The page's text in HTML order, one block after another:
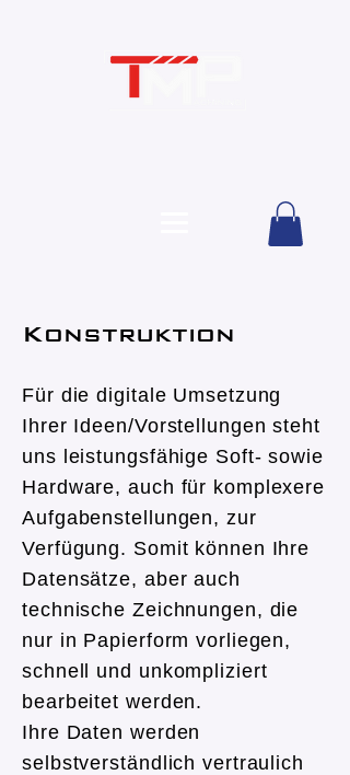
Konstruktion
Für die digitale Umsetzung
Ihrer Ideen/Vorstellungen steht
uns leistungsfähige Soft- sowie
Hardware, auch für komplexere
Aufgabenstellungen, zur
Verfügung. Somit können Ihre
Datensätze, aber auch
technische Zeichnungen, die
nur in Papierform vorliegen,
schnell und unkompliziert
bearbeitet werden.
Ihre Daten werden
selbstverständlich vertraulich